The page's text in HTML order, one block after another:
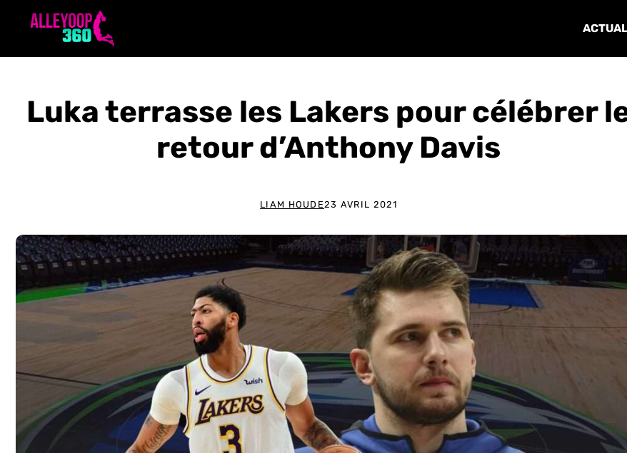
Luka terrasse les Lakers pour célébrer
retour d’Anthony Davis
LIAM HOUDE23 AVRIL 2021